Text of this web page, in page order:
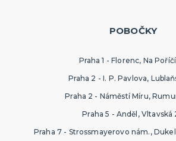
POBOČKY
Praha 1 - Florenc, Na
Praha 2 - I. P. Pavlova,
Praha 2 - Náměstí Míru,
Praha 5 - Anděl, Vltavská
Praha 7 - Strossmayerovo nám.,